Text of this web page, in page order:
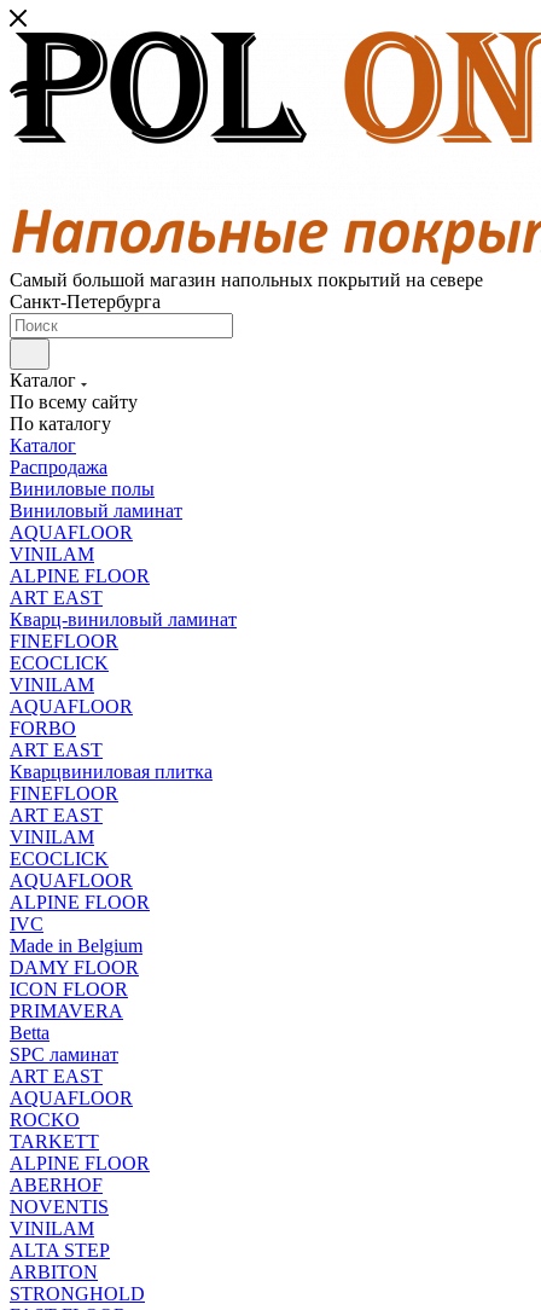
Самый большой магазин напольных покрытий на севере
Санкт-Петербурга
Каталог
По всему сайту
По каталогу
Каталог
Распродажа
Виниловые полы
Виниловый ламинат
AQUAFLOOR
VINILAM
ALPINE FLOOR
ART EAST
Кварц-виниловый ламинат
FINEFLOOR
ECOCLICK
VINILAM
AQUAFLOOR
FORBO
ART EAST
Кварцвиниловая плитка
FINEFLOOR
ART EAST
VINILAM
ECOCLICK
AQUAFLOOR
ALPINE FLOOR
IVC
Made in Belgium
DAMY FLOOR
ICON FLOOR
PRIMAVERA
Betta
SPC ламинат
ART EAST
AQUAFLOOR
ROCKO
TARKETT
ALPINE FLOOR
ABERHOF
NOVENTIS
VINILAM
ALTA STEP
ARBITON
STRONGHOLD